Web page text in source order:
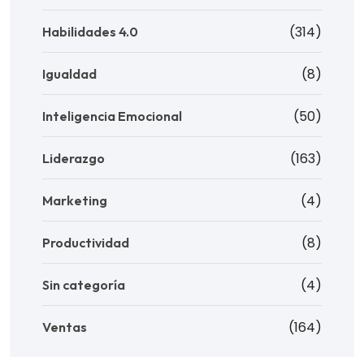
Habilidades 4.0 (314)
Igualdad (8)
Inteligencia Emocional (50)
Liderazgo (163)
Marketing (4)
Productividad (8)
Sin categoría (4)
Ventas (164)